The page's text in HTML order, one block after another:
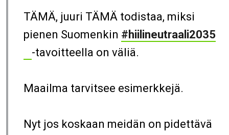
TÄMÄ, juuri TÄMÄ todistaa, miksi
pienen Suomenkin #hiilineutraali2035
-tavoitteella on väliä.
Maailma tarvitsee esimerkkejä.
Nyt jos koskaan meidän on pidettävä